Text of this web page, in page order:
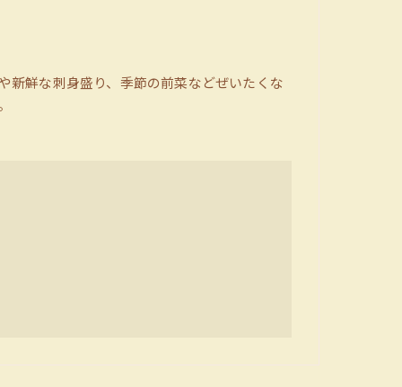
新鮮な刺身盛り、季節の前菜などぜいたくな